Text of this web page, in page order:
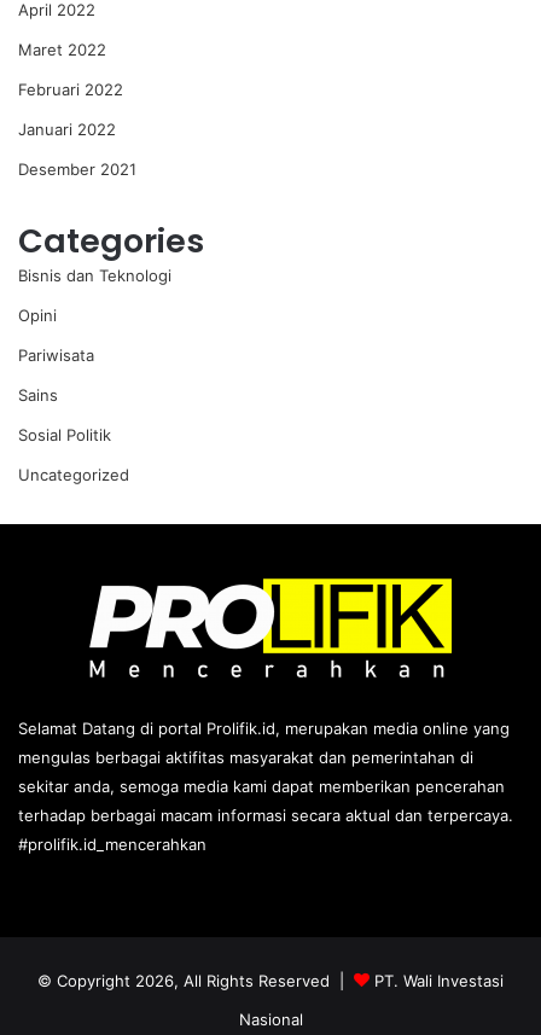
April 2022
Maret 2022
Februari 2022
Januari 2022
Desember 2021
Categories
Bisnis dan Teknologi
Opini
Pariwisata
Sains
Sosial Politik
Uncategorized
Selamat Datang di portal Prolifik.id, merupakan media online yang
mengulas berbagai aktifitas masyarakat dan pemerintahan di
sekitar anda, semoga media kami dapat memberikan pencerahan
terhadap berbagai macam informasi secara aktual dan terpercaya.
#prolifik.id_mencerahkan
© Copyright 2026, All Rights Reserved |
PT. Wali Investasi
Nasional